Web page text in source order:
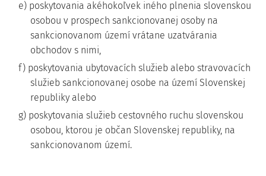
e) poskytovania akéhokoľvek iného plnenia slovenskou
osobou v prospech sankcionovanej osoby na
sankcionovanom území vrátane uzatvárania
obchodov s nimi,
f) poskytovania ubytovacích služieb alebo stravovacích
služieb sankcionovanej osobe na území Slovenskej
republiky alebo
g) poskytovania služieb cestovného ruchu slovenskou
osobou, ktorou je občan Slovenskej republiky, na
sankcionovanom území.